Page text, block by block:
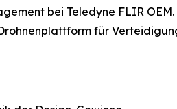
bei Teledyne FLIR OEM.
für